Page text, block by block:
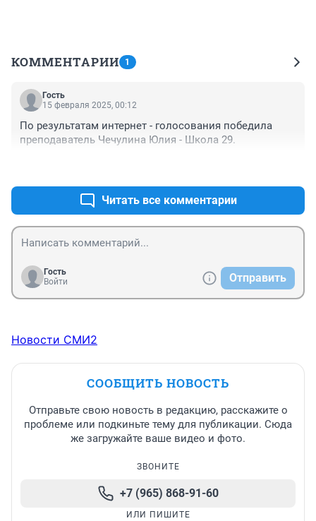
КОММЕНТАРИИ 1
Гость
15 февраля 2025, 00:12
По результатам интернет - голосования победила
преподаватель Чечулина Юлия - Школа 29.
Читать все комментарии
Гость
Войти
Отправить
Новости СМИ2
СООБЩИТЬ НОВОСТЬ
Отправьте свою новость в редакцию, расскажите о
проблеме или подкиньте тему для публикации. Сюда
же загружайте ваше видео и фото.
ЗВОНИТЕ
+7 (965) 868-91-60
ИЛИ ПИШИТЕ